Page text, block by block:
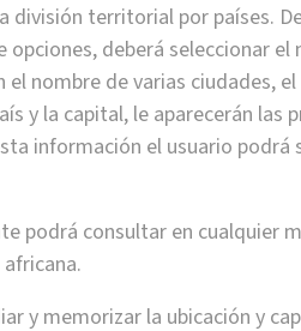
división territorial por países.
deberá seleccionar el
nombre de varias ciudades,
y la capital, le aparecerán las
información el usuario podrá
podrá consultar en cualquier
y memorizar la ubicación y